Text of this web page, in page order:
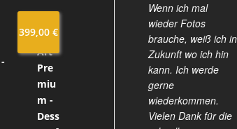
399,00€
Wenn ich mal
wieder Fotos
brauche, weiß ich in
Zukunft wo ich hin
kann. Ich werde
gerne
wiederkommen.
Vielen Dank für die